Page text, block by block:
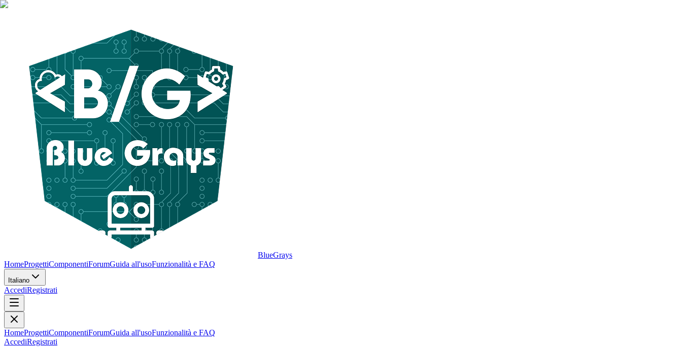
BlueGrays
HomeProgettiComponentiForumGuida all'usoFunzionalità e FAQ
Italiano
AccediRegistrati
HomeProgettiComponentiForumGuida all'usoFunzionalità e FAQ
AccediRegistrati